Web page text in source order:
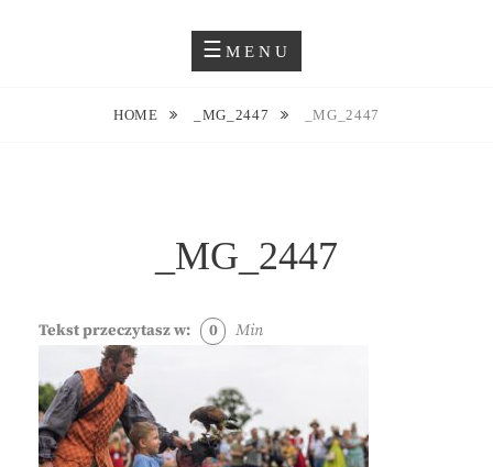
JUSTYNA EWA GROCHOWSKA
MENU
HOME _MG_2447 _MG_2447
_MG_2447
Tekst przeczytasz w: 0 Min